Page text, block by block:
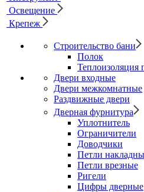
Освещение
Крепеж
Строительство бани
Полок
Теплоизоляция
Двери входные
Двери межкомнатные
Раздвижные двери
Дверная фурнитура
Уплотнитель
Ограничители
Доводчики
Петли
Петли врезные
Ригели
Цифры дверные